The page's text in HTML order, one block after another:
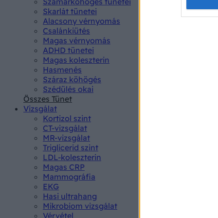
Skarlát tünetei
Alacsony vérnyomás
Csalánkiütés
Magas vérnyomás
ADHD tünetei
Magas koleszterin
Hasmenés
Száraz köhögés
Szédülés okai
Összes Tünet
Vizsgálat
Kortizol szint
CT-vizsgálat
MR-vizsgálat
Triglicerid szint
LDL-koleszterin
Magas CRP
Mammográfia
EKG
Hasi ultrahang
Mikrobiom vizsgálat
Vérvétel